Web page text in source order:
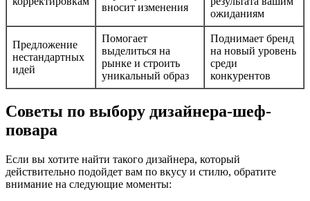
вносит изменения
ожиданиям
Предложение
нестандартных
идей
Помогает
выделиться на
рынке и строить
уникальный образ
Поднимает бренд
на новый уровень
среди
конкурентов
Советы по выбору дизайнера-шеф-
повара
Если вы хотите найти такого дизайнера, который
действительно подойдет вам по вкусу и стилю, обратите
внимание на следующие моменты: